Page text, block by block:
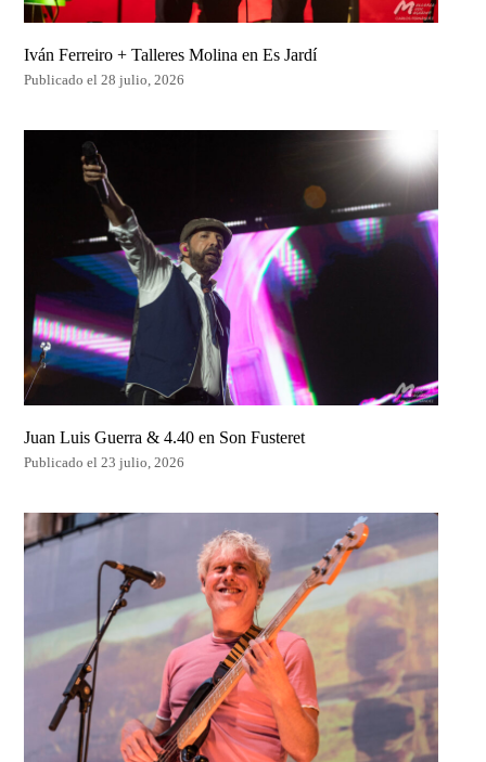
Iván Ferreiro + Talleres Molina en Es Jardí
Publicado el 28 julio, 2026
Juan Luis Guerra & 4.40 en Son Fusteret
Publicado el 23 julio, 2026